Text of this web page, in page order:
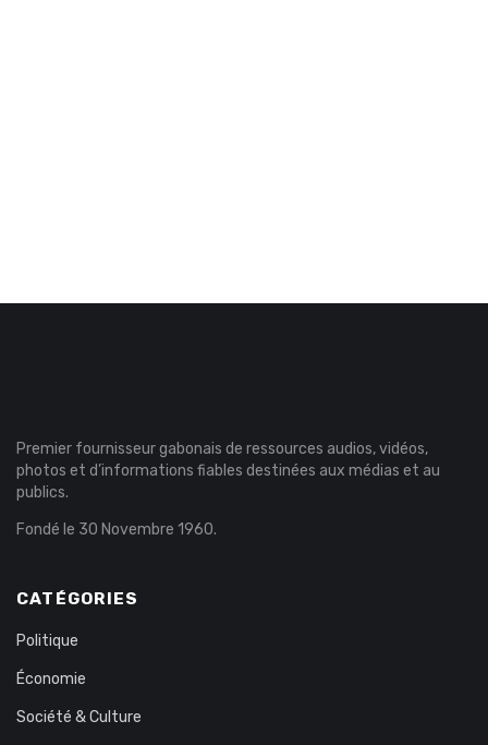
Premier fournisseur gabonais de ressources audios, vidéos,
photos et d’informations fiables destinées aux médias et au
publics.
Fondé le 30 Novembre 1960.
CATÉGORIES
Politique
Économie
Société & Culture